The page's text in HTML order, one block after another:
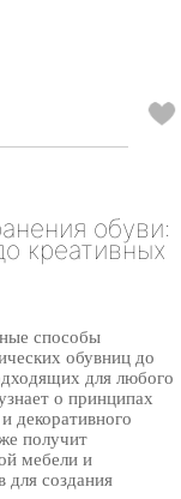
обуви:
креативных
способы
обувниц до
для любого
о принципах
декоративного
получит
мебели и
для создания